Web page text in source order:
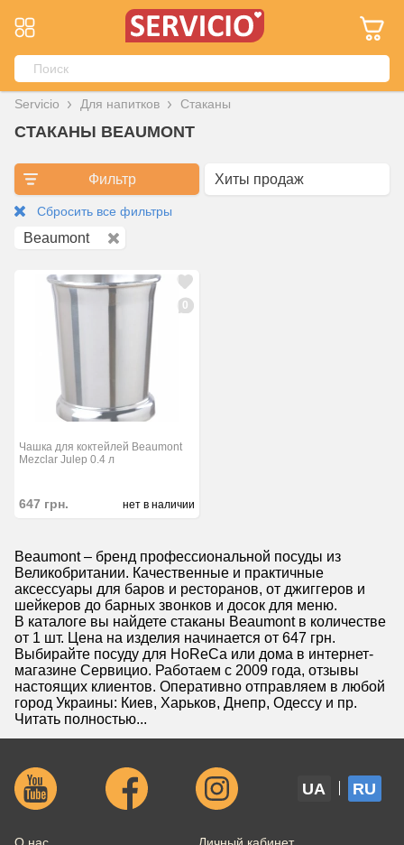
Servicio Для напитков Стаканы
СТАКАНЫ BEAUMONT
Фильтр
Сбросить все фильтры
Beaumont
0
Чашка для коктейлей Beaumont
Mezclar Julep 0.4 л
647 грн. нет в наличии
Beaumont – бренд профессиональной посуды из
Великобритании. Качественные и практичные
аксессуары для баров и ресторанов, от джиггеров и
шейкеров до барных звонков и досок для меню.
В каталоге вы найдете стаканы Beaumont в количестве
от 1 шт. Цена на изделия начинается от 647 грн.
Выбирайте посуду для HoReCa или дома в интернет-
магазине Сервицио. Работаем с 2009 года, отзывы
настоящих клиентов. Оперативно отправляем в любой
город Украины: Киев, Харьков, Днепр, Одессу и пр.
Читать полностью...
UA RU
О нас
Личный кабинет